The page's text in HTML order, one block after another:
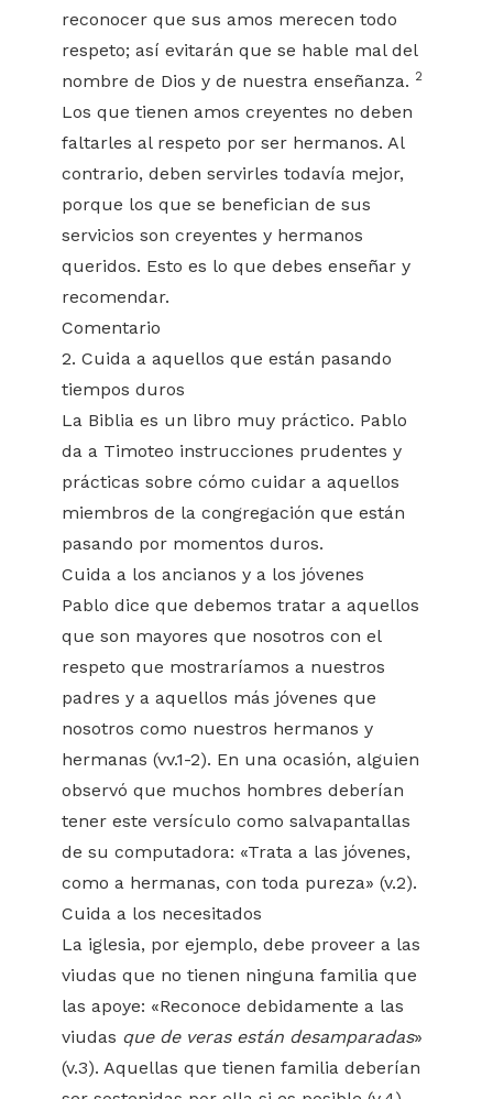
reconocer que sus amos merecen todo
respeto; así evitarán que se hable mal del
nombre de Dios y de nuestra enseñanza. 2
Los que tienen amos creyentes no deben
faltarles al respeto por ser hermanos. Al
contrario, deben servirles todavía mejor,
porque los que se benefician de sus
servicios son creyentes y hermanos
queridos. Esto es lo que debes enseñar y
recomendar.
Comentario
2. Cuida a aquellos que están pasando
tiempos duros
La Biblia es un libro muy práctico. Pablo
da a Timoteo instrucciones prudentes y
prácticas sobre cómo cuidar a aquellos
miembros de la congregación que están
pasando por momentos duros.
Cuida a los ancianos y a los jóvenes
Pablo dice que debemos tratar a aquellos
que son mayores que nosotros con el
respeto que mostraríamos a nuestros
padres y a aquellos más jóvenes que
nosotros como nuestros hermanos y
hermanas (vv.1-2). En una ocasión, alguien
observó que muchos hombres deberían
tener este versículo como salvapantallas
de su computadora: «Trata a las jóvenes,
como a hermanas, con toda pureza» (v.2).
Cuida a los necesitados
La iglesia, por ejemplo, debe proveer a las
viudas que no tienen ninguna familia que
las apoye: «Reconoce debidamente a las
viudas que de veras están desamparadas»
(v.3). Aquellas que tienen familia deberían